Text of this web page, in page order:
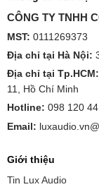
CÔNG TY TNHH
MST: 0111269373
Địa chỉ tại Hà Nội:
Địa chỉ tại Tp.HCM:
11, Hồ Chí Minh
Hotline: 098 120
Email:
Giới thiệu
Tin Lux Audio